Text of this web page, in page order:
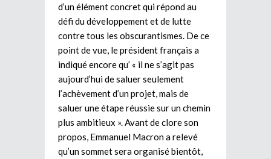
d’un élément concret qui répond au
défi du développement et de lutte
contre tous les obscurantismes. De ce
point de vue, le président français a
indiqué encore qu’ « il ne s’agit pas
aujourd’hui de saluer seulement
l’achèvement d’un projet, mais de
saluer une étape réussie sur un chemin
plus ambitieux ». Avant de clore son
propos, Emmanuel Macron a relevé
qu’un sommet sera organisé bientôt,